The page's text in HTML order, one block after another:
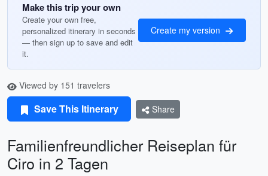
Make this trip your own
Create your own free,
personalized itinerary in seconds
— then sign up to save and edit
it.
Create my version
Viewed by 151 travelers
Save This Itinerary Share
Familienfreundlicher Reiseplan für
Ciro in 2 Tagen